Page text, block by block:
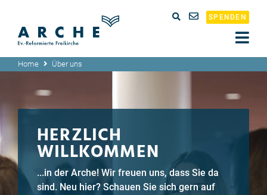
SPENDEN
Home Über uns
HERZLICH
WILLKOMMEN
...in der Arche! Wir freuen uns, dass Sie da
sind. Neu hier? Schauen Sie sich gern auf